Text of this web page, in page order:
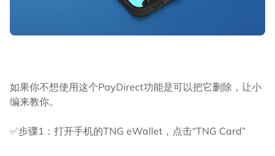
如果你不想使用这个PayDirect功能是可以把它删除，让小
编来教你。
✅步骤1：打开手机的TNG eWallet，点击“TNG Card”